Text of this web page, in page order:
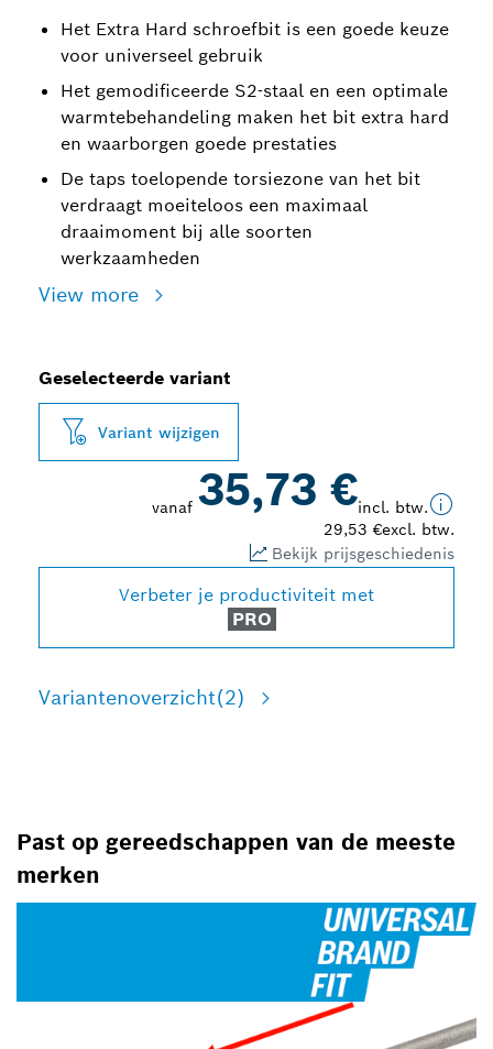
Het Extra Hard schroefbit is een goede keuze
voor universeel gebruik
Het gemodificeerde S2-staal en een optimale
warmtebehandeling maken het bit extra hard
en waarborgen goede prestaties
De taps toelopende torsiezone van het bit
verdraagt moeiteloos een maximaal
draaimoment bij alle soorten
werkzaamheden
View more
Geselecteerde variant
Variant wijzigen
vanaf 35,73 €incl. btw.
29,53 €excl. btw.
Bekijk prijsgeschiedenis
Verbeter je productiviteit met
PRO
Variantenoverzicht(2)
Past op gereedschappen van de meeste
merken